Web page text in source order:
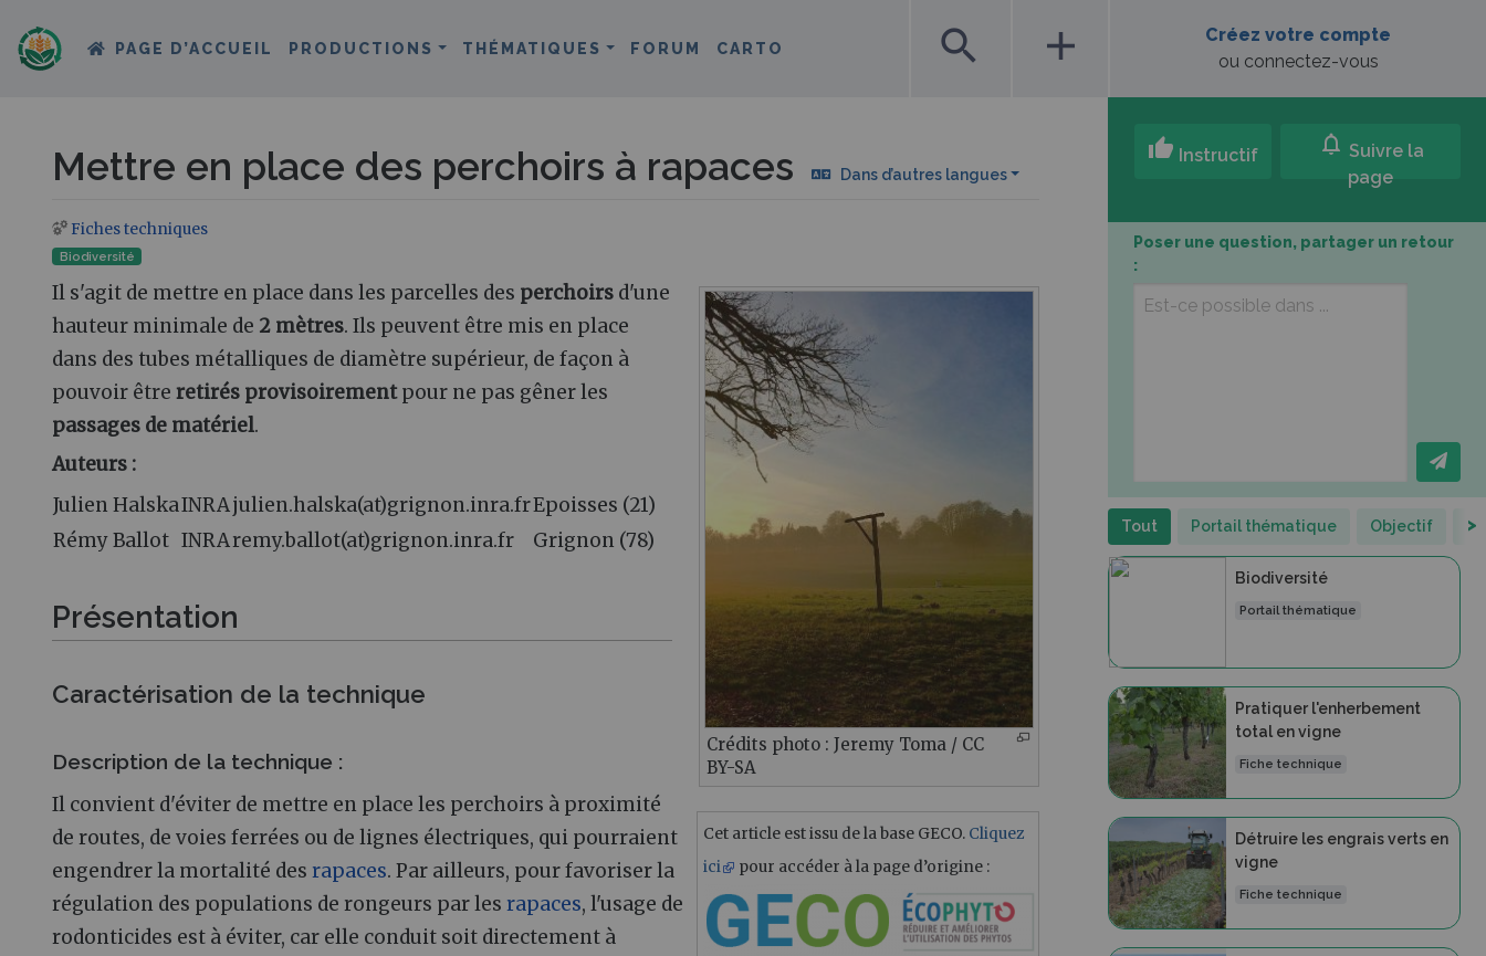
PAGE D’ACCUEIL PRODUCTIONS THÉMATIQUES FORUM CARTO search add
Créez votre compte
ou connectez-vous
Mettre en place des perchoirs à rapaces Dans d’autres langues
Aller à :navigation
Fiches techniques
Biodiversité
Crédits photo : Jeremy Toma / CC
BY-SA
Il s'agit de mettre en place dans les parcelles des perchoirs d'une
hauteur minimale de 2 mètres. Ils peuvent être mis en place
dans des tubes métalliques de diamètre supérieur, de façon à
pouvoir être retirés provisoirementpour ne pas gêner les
passages de matériel.
Auteurs :
Julien HalskaINRAjulien.halska(at)grignon.inra.frEpoisses (21)
Rémy Ballot INRAremy.ballot(at)grignon.inra.fr Grignon (78)
Cet article est issu de la base GECO. Cliquez
ici
pour accéder à la page d’origine :
Présentation
Caractérisation de la technique
Description de la technique :
Il convient d'éviter de mettre en place les perchoirs à proximité
de routes, de voies ferrées ou de lignes électriques, qui pourraient
engendrer la mortalité des rapaces. Par ailleurs, pour favoriser la
régulation des populations de rongeurs par les rapaces, l'usage de
rodonticides est à éviter, car elle conduit soit directement à
thumb_up Instructif notifications Suivre la
page
Poser une question, partager un retour
:
Tout Portail thématique Objectif >
Biodiversité
Portail thématique
Pratiquer l'enherbement
total en vigne
Fiche technique
Détruire les engrais verts en
vigne
Fiche technique